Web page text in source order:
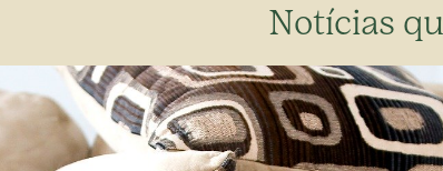
Notícias